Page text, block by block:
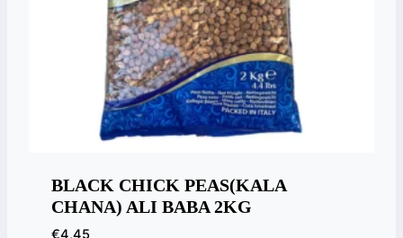
BLACK CHICK PEAS(KALA
CHANA) ALI BABA 2KG
€4,45